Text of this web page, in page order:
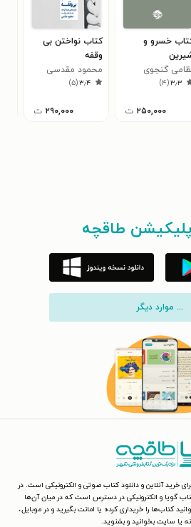
خسرو و
گنجوی
۳٫۳(۴)
۲۵۰,۰۰۰ ت
کتاب نواختن بی
وقفه
محمود مقدسی
۳٫۴(۵)
۲۹۰,۰۰۰ ت
طاقچه
... موارد دیگر
خرید آنلاین و دانلود کتاب صوتی و الکترونیکی است. در
گویا و الکترونیکی در دسترس است که در میان آن‌ها
کتاب‌ها را خریداری کرده یا امانت بگیرید و در موبایل،
یا سایت بخوانید و بشنوید.